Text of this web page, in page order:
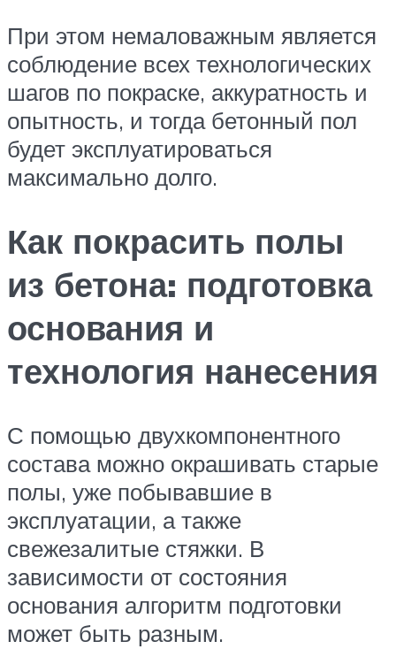
При этом немаловажным является
соблюдение всех технологических
шагов по покраске, аккуратность и
опытность, и тогда бетонный пол
будет эксплуатироваться
максимально долго.
Как покрасить полы
из бетона: подготовка
основания и
технология нанесения
С помощью двухкомпонентного
состава можно окрашивать старые
полы, уже побывавшие в
эксплуатации, а также
свежезалитые стяжки. В
зависимости от состояния
основания алгоритм подготовки
может быть разным.